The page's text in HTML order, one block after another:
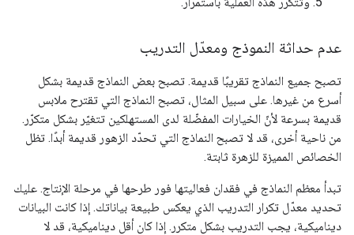
عدم حداثة النموذج ومعدّل التدريب
تصبح جميع النماذج تقريبًا قديمة. تصبح بعض النماذج قديمة بشكل
أسرع من غيرها. على سبيل المثال، تصبح النماذج التي تقترح ملابس
قديمة بسرعة لأنّ الخيارات المفضّلة لدى المستهلكين تتغيّر بشكل متكرّر.
من ناحية أخرى، قد لا تصبح النماذج التي تحدّد الزهور قديمة أبدًا. تظل
الخصائص المميزة للزهرة ثابتة.
تبدأ معظم النماذج في فقدان فعاليتها فور طرحها في مرحلة الإنتاج. عليك
تحديد معدّل تكرار التدريب الذي يعكس طبيعة بياناتك. إذا كانت البيانات
ديناميكية، يجب التدريب بشكل متكرر. إذا كان أقل ديناميكية، قد لا